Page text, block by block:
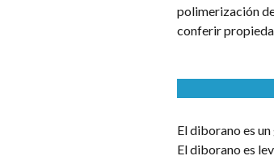
polimerización
conferir
El diborano es
El diborano es